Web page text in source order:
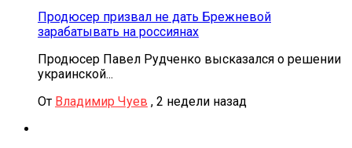
Продюсер призвал не дать Брежневой
зарабатывать на россиянах
Продюсер Павел Рудченко высказался о решении
украинской...
От Владимир Чуев , 2 недели назад